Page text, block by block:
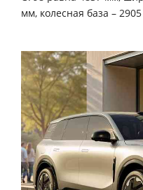
мм, колесная база –